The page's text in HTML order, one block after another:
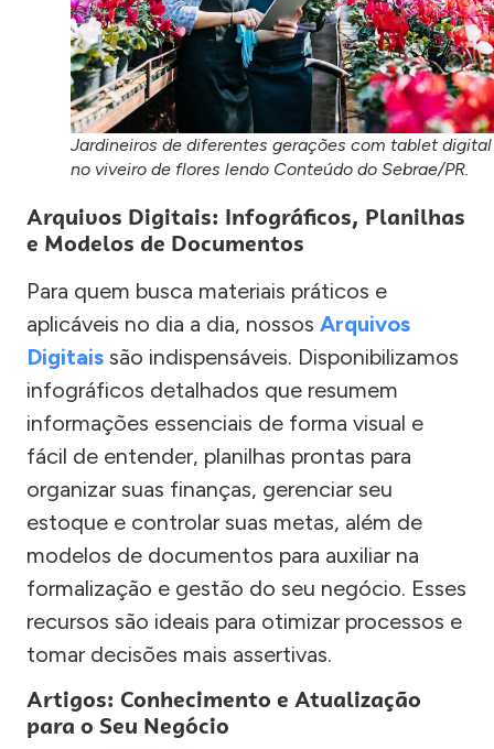
Jardineiros de diferentes gerações com tablet digital
no viveiro de flores lendo Conteúdo do Sebrae/PR.
Arquivos Digitais: Infográficos, Planilhas
e Modelos de Documentos
Para quem busca materiais práticos e
aplicáveis no dia a dia, nossos Arquivos
Digitais são indispensáveis. Disponibilizamos
infográficos detalhados que resumem
informações essenciais de forma visual e
fácil de entender, planilhas prontas para
organizar suas finanças, gerenciar seu
estoque e controlar suas metas, além de
modelos de documentos para auxiliar na
formalização e gestão do seu negócio. Esses
recursos são ideais para otimizar processos e
tomar decisões mais assertivas.
Artigos: Conhecimento e Atualização
para o Seu Negócio